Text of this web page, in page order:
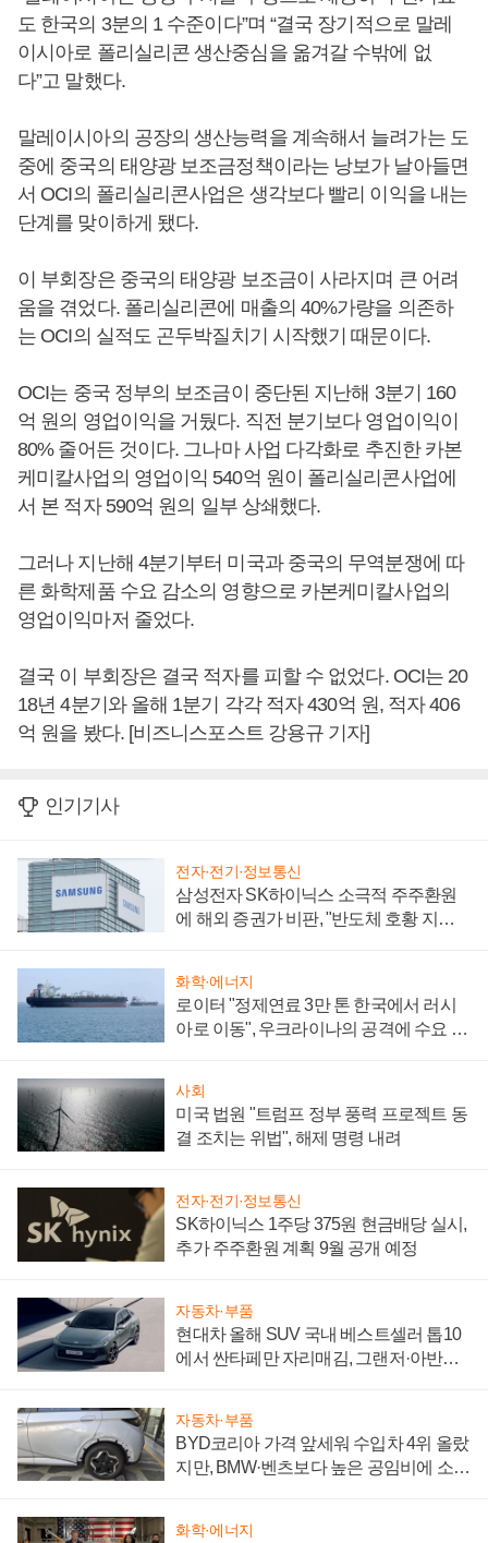
도 한국의 3분의 1 수준이다”며 “결국 장기적으로 말레
이시아로 폴리실리콘 생산중심을 옮겨갈 수밖에 없
다”고 말했다.
말레이시아의 공장의 생산능력을 계속해서 늘려가는 도
중에 중국의 태양광 보조금정책이라는 낭보가 날아들면
서 OCI의 폴리실리콘사업은 생각보다 빨리 이익을 내는
단계를 맞이하게 됐다.
이 부회장은 중국의 태양광 보조금이 사라지며 큰 어려
움을 겪었다. 폴리실리콘에 매출의 40%가량을 의존하
는 OCI의 실적도 곤두박질치기 시작했기 때문이다.
OCI는 중국 정부의 보조금이 중단된 지난해 3분기 160
억 원의 영업이익을 거뒀다. 직전 분기보다 영업이익이
80% 줄어든 것이다. 그나마 사업 다각화로 추진한 카본
케미칼사업의 영업이익 540억 원이 폴리실리콘사업에
서 본 적자 590억 원의 일부 상쇄했다.
그러나 지난해 4분기부터 미국과 중국의 무역분쟁에 따
른 화학제품 수요 감소의 영향으로 카본케미칼사업의
영업이익마저 줄었다.
결국 이 부회장은 결국 적자를 피할 수 없었다. OCI는 20
18년 4분기와 올해 1분기 각각 적자 430억 원, 적자 406
억 원을 봤다. [비즈니스포스트 강용규 기자]
인기기사
전자·전기·정보통신
삼성전자 SK하이닉스 소극적 주주환원
에 해외 증권가 비판, "반도체 호황 지속
화학·에너지
로이터 "정제연료 3만 톤 한국에서 러시
아로 이동", 우크라이나의 공격에 수요 늘
사회
미국 법원 "트럼프 정부 풍력 프로젝트 동
결 조치는 위법", 해제 명령 내려
전자·전기·정보통신
SK하이닉스 1주당 375원 현금배당 실시,
추가 주주환원 계획 9월 공개 예정
자동차·부품
현대차 올해 SUV 국내 베스트셀러 톱10
에서 싼타페만 자리매김, 그랜저·아반떼
자동차·부품
BYD코리아 가격 앞세워 수입차 4위 올랐
지만, BMW·벤츠보다 높은 공임비에 소비
화학·에너지